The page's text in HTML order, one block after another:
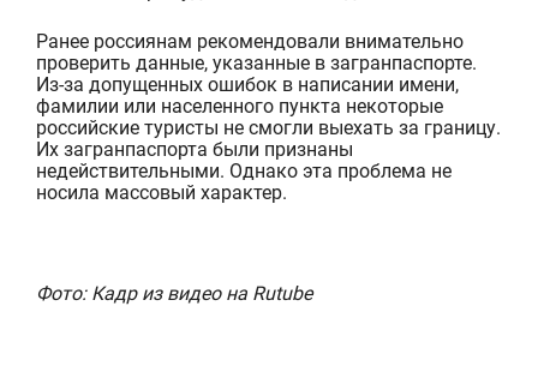
Ранее россиянам рекомендовали внимательно
проверить данные, указанные в загранпаспорте.
Из-за допущенных ошибок в написании имени,
фамилии или населенного пункта некоторые
российские туристы не смогли выехать за границу.
Их загранпаспорта были признаны
недействительными. Однако эта проблема не
носила массовый характер.
Фото: Кадр из видео на Rutube